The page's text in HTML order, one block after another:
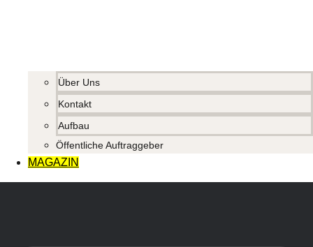
Über Uns
Kontakt
Aufbau
Öffentliche Auftraggeber
MAGAZIN